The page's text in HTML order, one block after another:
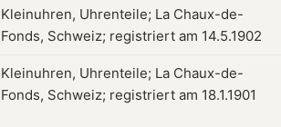
Kleinuhren, Uhrenteile; La Chaux-de-
Fonds, Schweiz; registriert am 14.5.1902
Kleinuhren, Uhrenteile; La Chaux-de-
Fonds, Schweiz; registriert am 18.1.1901